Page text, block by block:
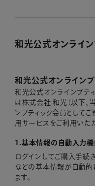
和光公式オンライ
和光公式オンライン
和光公式オンラインブティ
は株式会社 和光（以下、
ンブティック会員として
用サービスをご利用いた
1.基本情報の自動入力機
ログインしてご購入手続
などの基本情報が自動的
ます。